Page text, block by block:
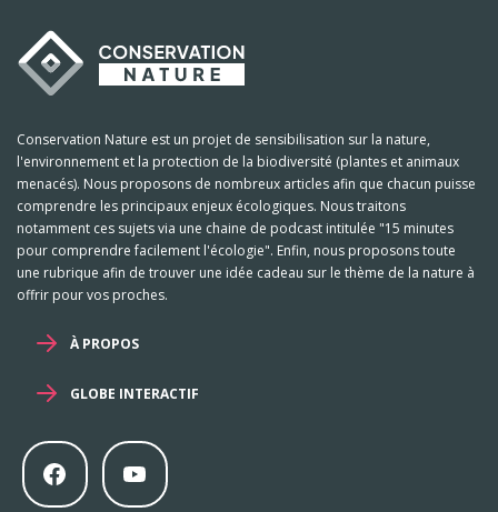
Conservation Nature est un projet de sensibilisation sur la nature,
l'environnement et la protection de la biodiversité (plantes et animaux
menacés). Nous proposons de nombreux articles afin que chacun puisse
comprendre les principaux enjeux écologiques. Nous traitons
notamment ces sujets via une chaine de podcast intitulée "15 minutes
pour comprendre facilement l'écologie". Enfin, nous proposons toute
une rubrique afin de trouver une idée cadeau sur le thème de la nature à
offrir pour vos proches.
À PROPOS
GLOBE INTERACTIF